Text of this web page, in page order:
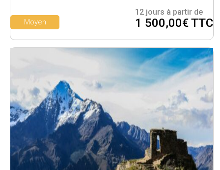
12 jours à partir de
1 500,00€ TTC
Moyen